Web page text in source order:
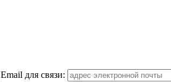
Email для связи: